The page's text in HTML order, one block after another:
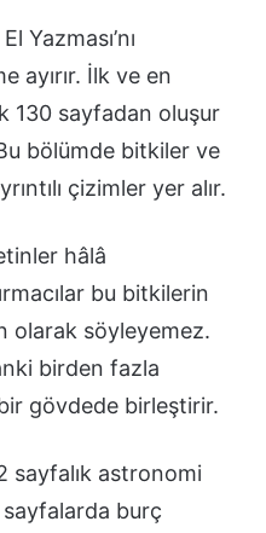
Yazması’nı
ayırır. İlk ve en
130 sayfadan oluşur
bölümde bitkiler ve
çizimler yer alır.
hâlâ
bu bitkilerin
olarak söyleyemez.
birden fazla
gövdede birleştirir.
sayfalık astronomi
sayfalarda burç